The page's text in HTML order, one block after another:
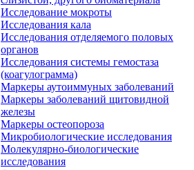
Исследование мокроты
Исследования кала
Исследования отделяемого половых
органов
Исследования системы гемостаза
(коагулограмма)
Маркеры аутоиммуных заболеваний
Маркеры заболеваний щитовидной
железы
Маркеры остеопороза
Микробиологические исследования
Молекулярно-биологические
исследования